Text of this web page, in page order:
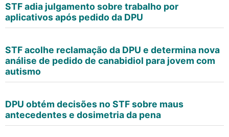
STF adia julgamento sobre trabalho por
aplicativos após pedido da DPU
STF acolhe reclamação da DPU e determina nova
análise de pedido de canabidiol para jovem com
autismo
DPU obtém decisões no STF sobre maus
antecedentes e dosimetria da pena